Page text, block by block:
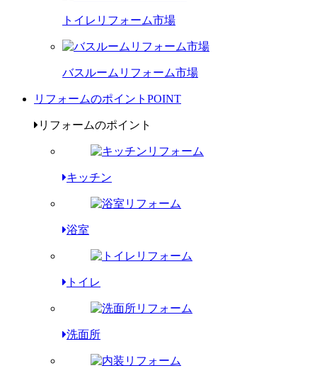
トイレリフォーム市場
バスルームリフォーム市場
リフォームのポイント POINT
リフォームのポイント
キッチン
浴室
トイレ
洗面所